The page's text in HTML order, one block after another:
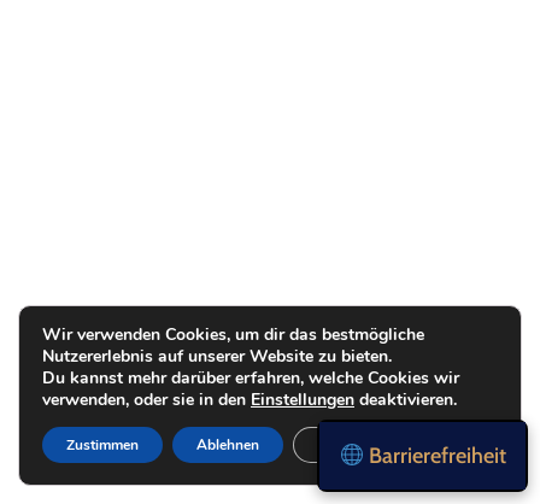
Barrierefreiheit
Wir verwenden Cookies, um dir das bestmögliche
Nutzererlebnis auf unserer Website zu bieten.
Du kannst mehr darüber erfahren, welche Cookies wir
verwenden, oder sie in den Einstellungen deaktivieren.
Zustimmen Ablehnen Einstellungen